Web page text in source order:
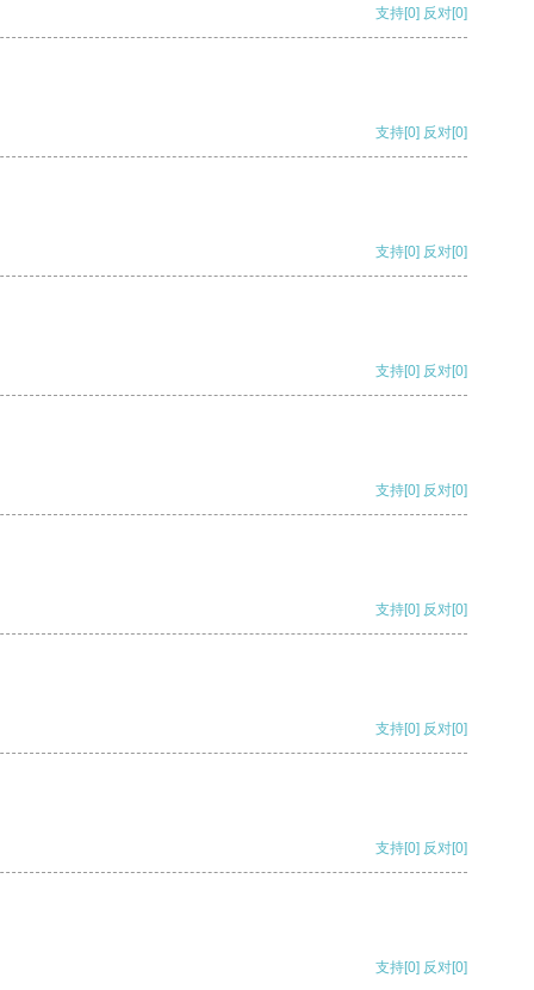
支持[0] 反对[0]
支持[0] 反对[0]
支持[0] 反对[0]
支持[0] 反对[0]
支持[0] 反对[0]
支持[0] 反对[0]
支持[0] 反对[0]
支持[0] 反对[0]
支持[0] 反对[0]